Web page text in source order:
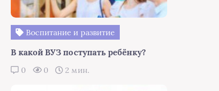
Воспитание и развитие
В какой ВУЗ поступать ребёнку?
0 0 2 мин.